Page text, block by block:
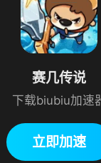
赛几传说
下载biubiu加速
立即加速